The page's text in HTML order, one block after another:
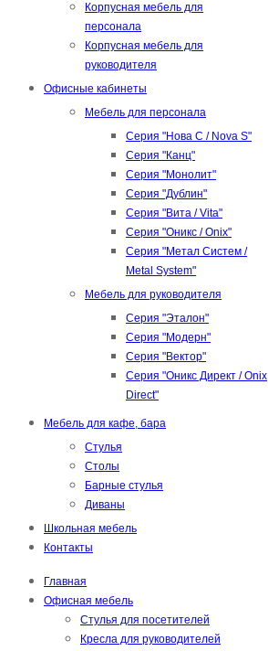
Корпусная мебель для
персонала
Корпусная мебель для
руководителя
Офисные кабинеты
Мебель для персонала
Серия "Нова С / Nova S"
Серия "Канц"
Серия "Монолит"
Серия "Дублин"
Серия "Вита / Vita"
Серия "Оникс / Onix"
Серия "Метал Систем /
Metal System"
Мебель для руководителя
Серия "Эталон"
Серия "Модерн"
Серия "Вектор"
Серия "Оникс Директ / Onix
Direct"
Мебель для кафе, бара
Стулья
Столы
Барные стулья
Диваны
Школьная мебель
Контакты
Главная
Офисная мебель
Стулья для посетителей
Кресла для руководителей